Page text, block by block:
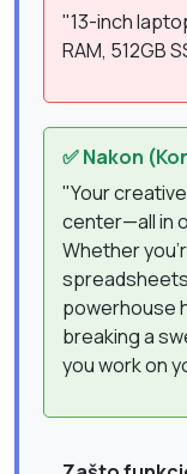
"13-inch
RAM, 512GB
✅ Nakon
"Your
center—all in
Whether
powerhouse
breaking a
you work on